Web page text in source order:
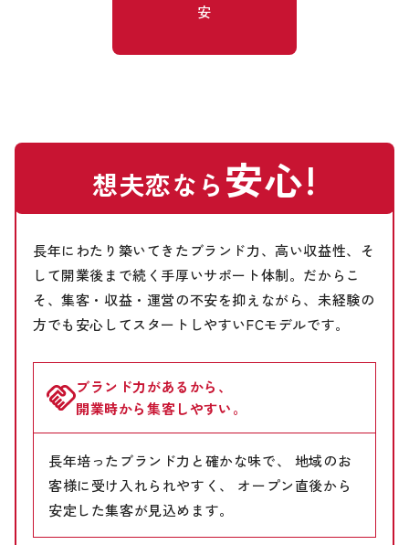
安
想夫恋なら 安心!
長年にわたり築いてきたブランド力、高い収益性、そ
して開業後まで続く手厚いサポート体制。 だからこ
そ、集客・収益・運営の不安を抑えながら、未経験の
方でも安心してスタートしやすいFCモデルです。
ブランド力があるから、
開業時から集客しやすい。
長年培ったブランド力と確かな味で、 地域のお
客様に受け入れられやすく、 オープン直後から
安定した集客が見込めます。